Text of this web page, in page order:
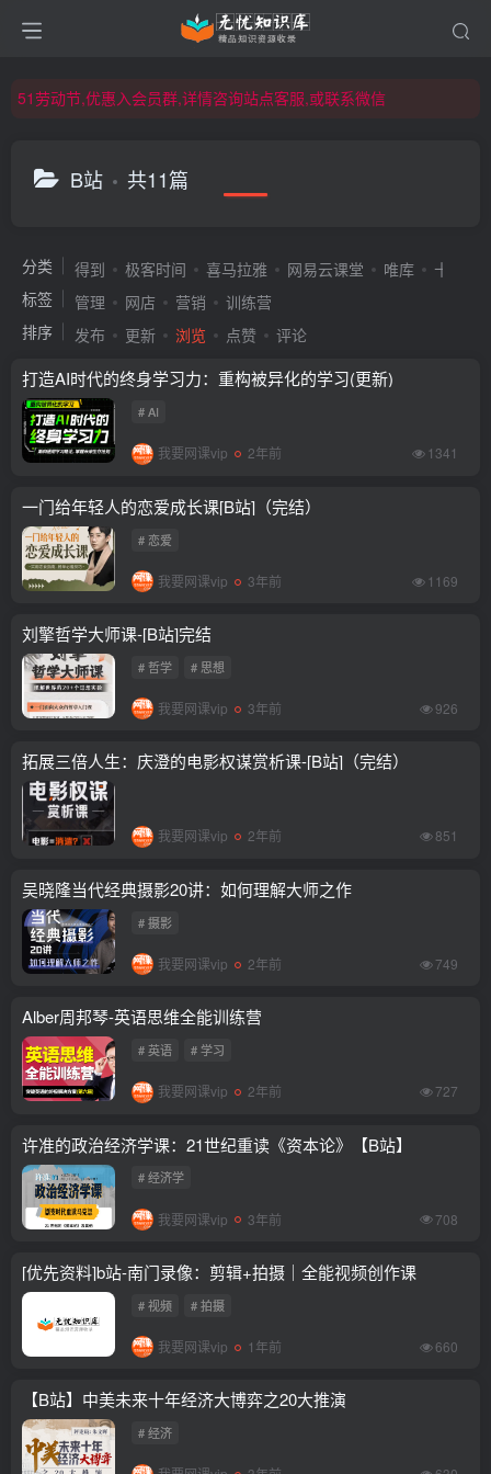
51劳动节,优惠入会员群,详情咨询站点客服,或联系微信
51劳动节,优惠入会员群,详情咨询站点客服,或联系微信
B站 共11篇
分类 得到 极客时间 喜马拉雅 网易云课堂 唯库
十点课
标签
管理 网店 营销
训练营
排序
发布 更新 浏览 点赞 评论
打造AI时代的终身学习力：重构被异化的学习(更新)
# AI
我要网课vip 2年前 1341
一门给年轻人的恋爱成长课[B站]（完结）
# 恋爱
我要网课vip 3年前 1169
刘擎哲学大师课-[B站]完结
# 哲学 # 思想
我要网课vip 3年前 926
拓展三倍人生：庆澄的电影权谋赏析课-[B站]（完结）
我要网课vip 2年前 851
吴晓隆当代经典摄影20讲：如何理解大师之作
# 摄影
我要网课vip 2年前 749
Alber周邦琴-英语思维全能训练营
# 英语 # 学习
我要网课vip 2年前 727
许准的政治经济学课：21世纪重读《资本论》【B站】
# 经济学
我要网课vip 3年前 708
[优先资料]b站-南门录像：剪辑+拍摄｜全能视频创作课
# 视频 # 拍摄
我要网课vip 1年前 660
【B站】中美未来十年经济大博弈之20大推演
# 经济